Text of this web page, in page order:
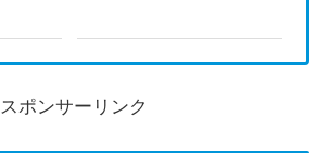
スポンサーリンク